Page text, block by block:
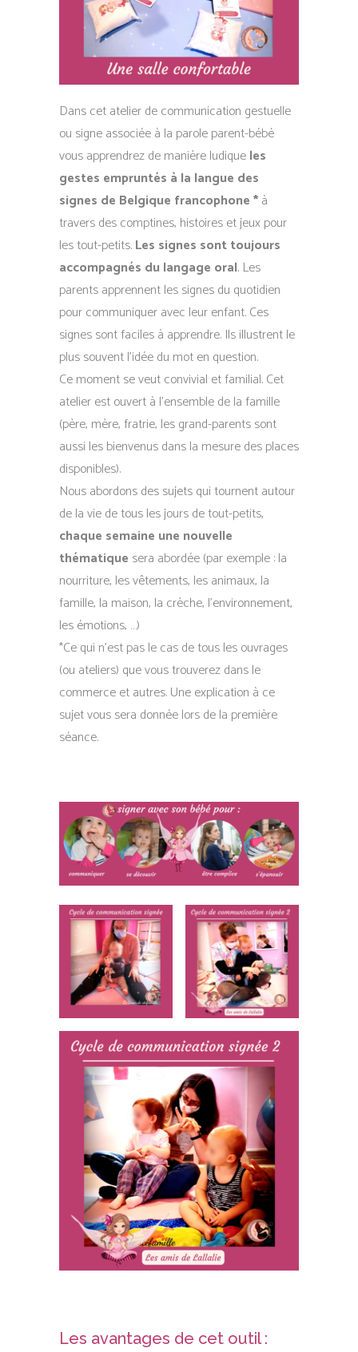
Dans cet atelier de communication gestuelle
ou signe associée à la parole parent-bébé
vous apprendrez de manière ludiqueles
gestes empruntés à la langue des
signes de Belgique francophone *à
travers des comptines, histoires et jeux pour
les tout-petits.Les signes sont toujours
accompagnés du langage oral. Les
parents apprennent les signes du quotidien
pour communiquer avec leur enfant. Ces
signes sont faciles à apprendre. Ils illustrent le
plus souvent l’idée du mot en question.
Ce moment se veut convivial et familial. Cet
atelier est ouvert à l’ensemble de la famille
(père, mère, fratrie, les grand-parents sont
aussi les bienvenus dans la mesure des places
disponibles).
Nous abordons des sujets qui tournent autour
de la vie de tous les jours de tout-petits,
chaque semaine une nouvelle
thématique sera abordée (par exemple : la
nourriture, les vêtements, les animaux, la
famille, la maison, la crèche, l’environnement,
les émotions, …)
*Ce qui n’est pas le cas de tous les ouvrages
(ou ateliers) que vous trouverez dans le
commerce et autres. Une explication à ce
sujet vous sera donnée lors de la première
séance.
Les avantages de cet outil :